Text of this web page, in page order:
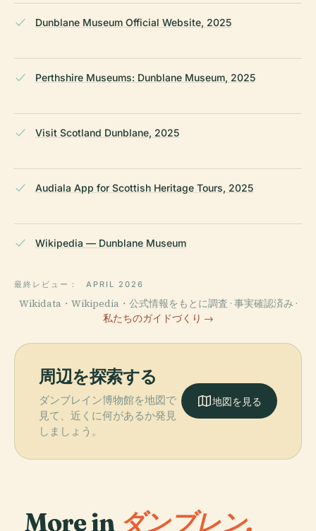
Dunblane Museum Official Website, 2025
Perthshire Museums: Dunblane Museum, 2025
Visit Scotland Dunblane, 2025
Audiala App for Scottish Heritage Tours, 2025
Wikipedia — Dunblane Museum
最終レビュー： APRIL 2026
Wikidata・Wikipedia・公式情報をもとに調査 · 事実確認済み ·
私たちのガイドづくり →
周辺を探索する
ダンブレイン博物館を地図で
見て、近くに何があるか発見
しましょう。
地図を見る
More in ダンブレン.